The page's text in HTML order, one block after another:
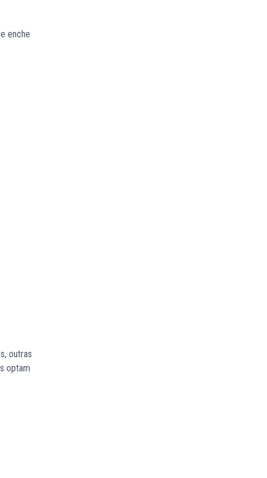
enche
outras
optam